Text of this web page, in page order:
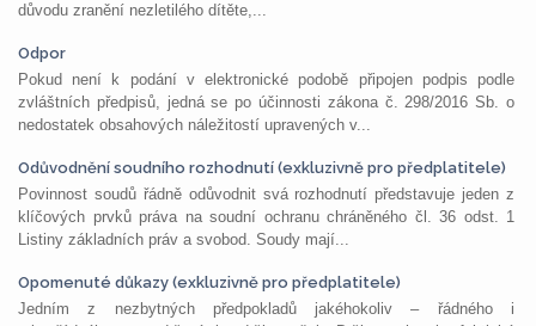
důvodu zranění nezletilého dítěte,...
Odpor
Pokud není k podání v elektronické podobě připojen podpis podle
zvláštních předpisů, jedná se po účinnosti zákona č. 298/2016 Sb. o
nedostatek obsahových náležitostí upravených v...
Odůvodnění soudního rozhodnutí (exkluzivně pro předplatitele)
Povinnost soudů řádně odůvodnit svá rozhodnutí představuje jeden z
klíčových prvků práva na soudní ochranu chráněného čl. 36 odst. 1
Listiny základních práv a svobod. Soudy mají...
Opomenuté důkazy (exkluzivně pro předplatitele)
Jedním z nezbytných předpokladů jakéhokoliv – řádného i